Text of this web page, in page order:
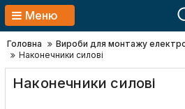
Меню
Головна
Вироби для монтажу
Наконечники силові
Наконечники силові